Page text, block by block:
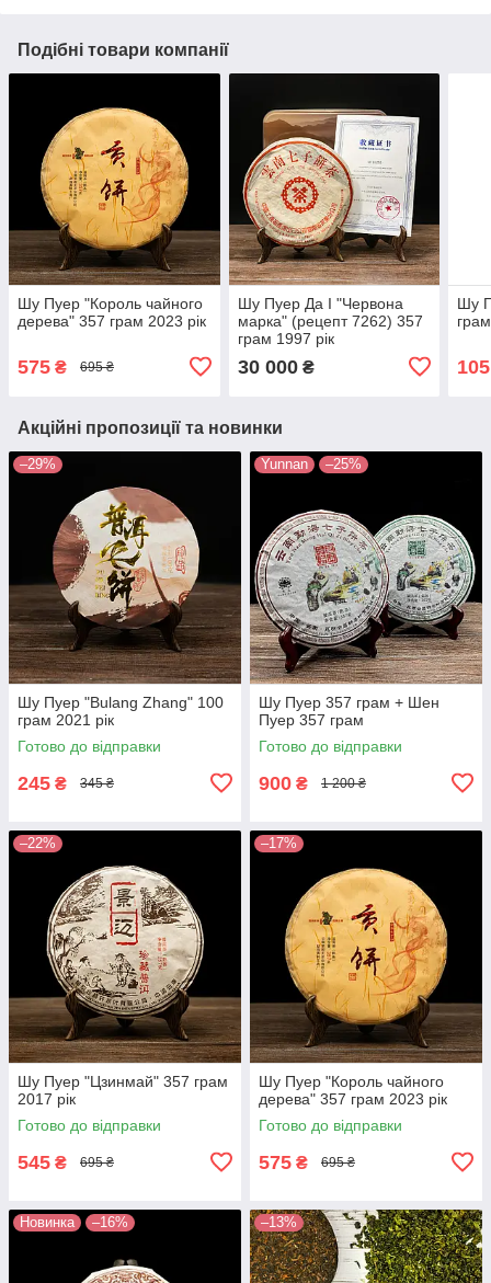
Подібні товари компанії
Шу Пуер "Король чайного
дерева" 357 грам 2023 рік
575 ₴ 695 ₴
Шу Пуер Да І "Червона
марка" (рецепт 7262) 357
грам 1997 рік
30 000₴
Шу
105
Акційні пропозиції та новинки
–29%
Шу Пуер "Bulang Zhang" 100
грам 2021 рік
Готово до відправки
245 ₴ 345 ₴
Yunnan –25%
Шу Пуер 357 грам + Шен
Пуер 357 грам
Готово до відправки
900 ₴ 1 200 ₴
–22%
Шу Пуер "Цзинмай" 357 грам
2017 рік
Готово до відправки
545 ₴ 695 ₴
–17%
Шу Пуер "Король чайного
дерева" 357 грам 2023 рік
Готово до відправки
575 ₴ 695 ₴
Новинка –16% –13%